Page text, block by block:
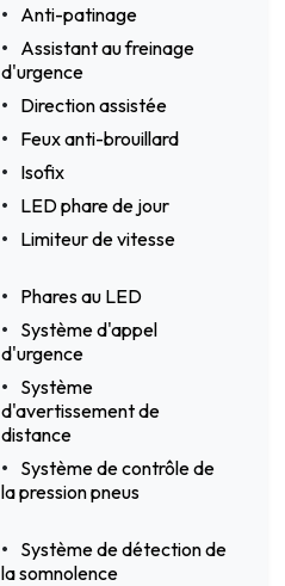
Anti-patinage
Assistant au freinage
d'urgence
Direction assistée
Feux anti-brouillard
Isofix
LED phare de jour
Limiteur de vitesse
Phares au LED
Système d'appel
d'urgence
Système
d'avertissement de
distance
Système de contrôle de
la pression pneus
Système de détection de
la somnolence